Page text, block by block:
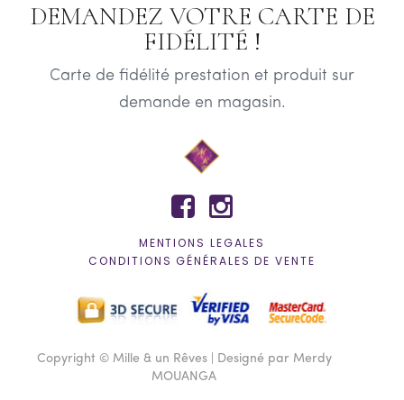
DEMANDEZ VOTRE CARTE DE
FIDÉLITÉ !
Carte de fidélité prestation et produit sur
demande en magasin.
 
MENTIONS LEGALES
CONDITIONS GÉNÉRALES DE VENTE
Copyright © Mille & un Rêves | Designé par Merdy
MOUANGA